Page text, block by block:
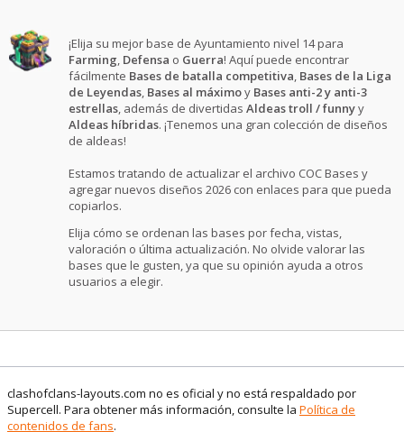
¡Elija su mejor base de Ayuntamiento nivel 14 para
Farming, Defensa o Guerra! Aquí puede encontrar
fácilmente Bases de batalla competitiva, Bases de la Liga
de Leyendas, Bases al máximoy Bases anti-2 y anti-3
estrellas, además de divertidasAldeas troll / funnyy
Aldeas híbridas. ¡Tenemos una gran colección de diseños
de aldeas!
Estamos tratando de actualizar el archivo COC Bases y
agregar nuevos diseños 2026 con enlaces para que pueda
copiarlos.
Elija cómo se ordenan las bases por fecha, vistas,
valoración o última actualización. No olvide valorar las
bases que le gusten, ya que su opinión ayuda a otros
usuarios a elegir.
clashofclans-layouts.com no es oficial y no está respaldado por
Supercell. Para obtener más información, consulte la Política de
contenidos de fans.